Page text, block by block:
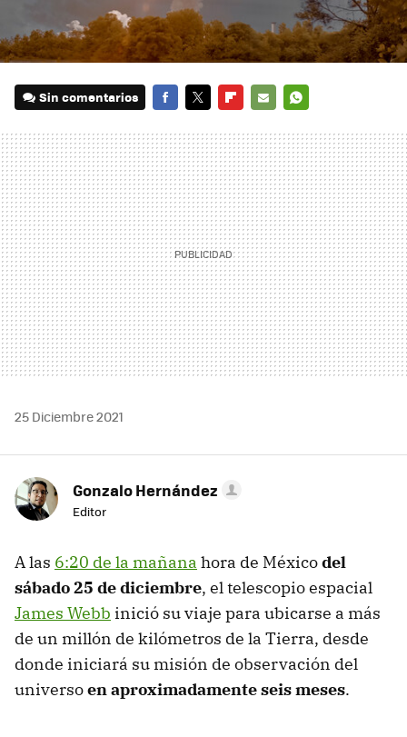
Sin comentarios
MAIL
25 Diciembre 2021
Gonzalo Hernández
Editor
A las 6:20 de la mañana hora de Méxicodel
sábado 25 de diciembre, el telescopio espacial
James Webb inició su viaje para ubicarse a más
de un millón de kilómetros de la Tierra, desde
donde iniciará su misión de observación del
universoen aproximadamente seis meses.